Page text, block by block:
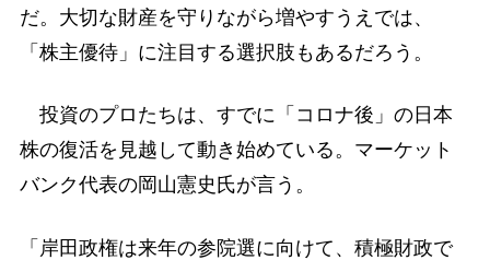
だ。大切な財産を守りながら増やすうえでは、
「株主優待」に注目する選択肢もあるだろう。
投資のプロたちは、すでに「コロナ後」の日本
株の復活を見越して動き始めている。マーケット
バンク代表の岡山憲史氏が言う。
「岸田政権は来年の参院選に向けて、積極財政で